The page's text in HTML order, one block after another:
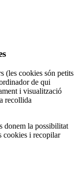
(les cookies són petits
de qui
i visualització
recollida
donem la possibilitat
cookies i recopilar